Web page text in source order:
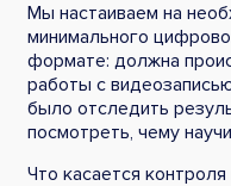
Мы настаиваем на
минимального
формате: должна
работы с
было отследить
посмотреть, чему
Что касается